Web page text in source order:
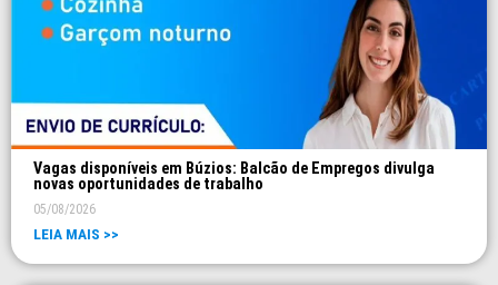
Vagas disponíveis em Búzios: Balcão de Empregos divulga
novas oportunidades de trabalho
05/08/2026
LEIA MAIS >>